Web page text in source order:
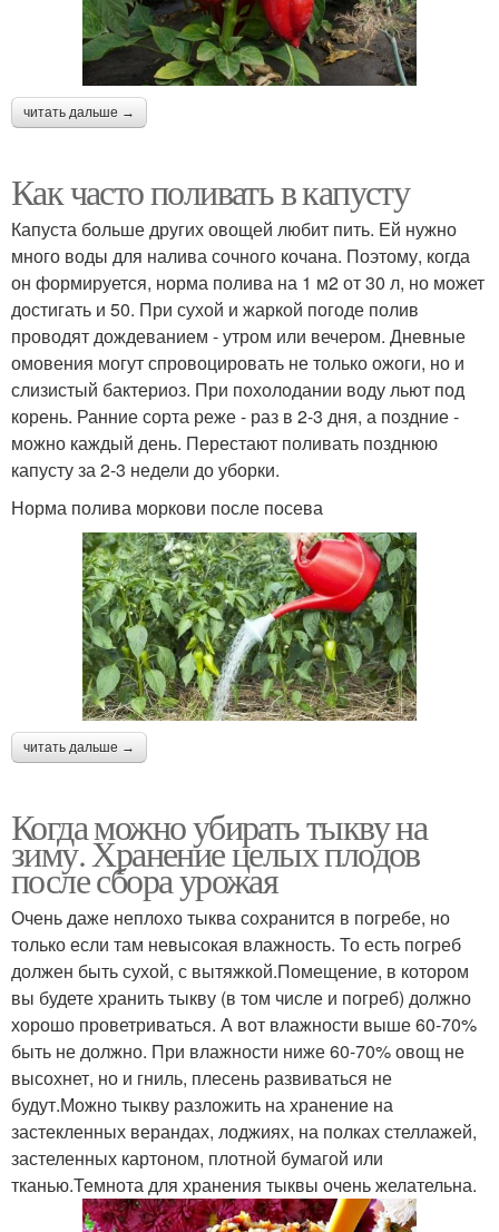
читать дальше →
Как часто поливать в капусту
Капуста больше других овощей любит пить. Ей нужно
много воды для налива сочного кочана. Поэтому, когда
он формируется, норма полива на 1 м2 от 30 л, но может
достигать и 50. При сухой и жаркой погоде полив
проводят дождеванием - утром или вечером. Дневные
омовения могут спровоцировать не только ожоги, но и
слизистый бактериоз. При похолодании воду льют под
корень. Ранние сорта реже - раз в 2-3 дня, а поздние -
можно каждый день. Перестают поливать позднюю
капусту за 2-3 недели до уборки.
Норма полива моркови после посева
читать дальше →
Когда можно убирать тыкву на
зиму. Хранение целых плодов
после сбора урожая
Очень даже неплохо тыква сохранится в погребе, но
только если там невысокая влажность. То есть погреб
должен быть сухой, с вытяжкой.Помещение, в котором
вы будете хранить тыкву (в том числе и погреб) должно
хорошо проветриваться. А вот влажности выше 60-70%
быть не должно. При влажности ниже 60-70% овощ не
высохнет, но и гниль, плесень развиваться не
будут.Можно тыкву разложить на хранение на
застекленных верандах, лоджиях, на полках стеллажей,
застеленных картоном, плотной бумагой или
тканью.Темнота для хранения тыквы очень желательна.